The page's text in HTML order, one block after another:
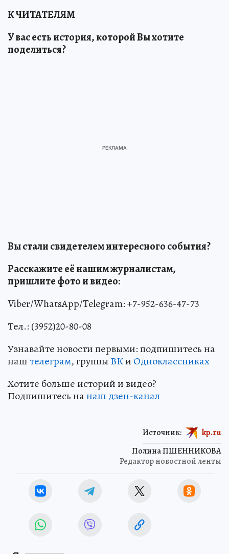
К ЧИТАТЕЛЯМ
У вас есть история, которой Вы хотите
поделиться?
Вы стали свидетелем интересного события?
Расскажите её нашим журналистам,
пришлите фото и видео:
Viber/WhatsApp/Telegram: +7-952-636-47-73
Тел.: (3952)20-80-08
Узнавайте новости первыми: подпишитесь на
наштелеграм, группы ВКи Одноклассниках
Хотите больше историй и видео?
Подпишитесь нанаш дзен-канал
Полина ПШЕННИКОВА
Редактор новостной ленты
Источник: kp.ru